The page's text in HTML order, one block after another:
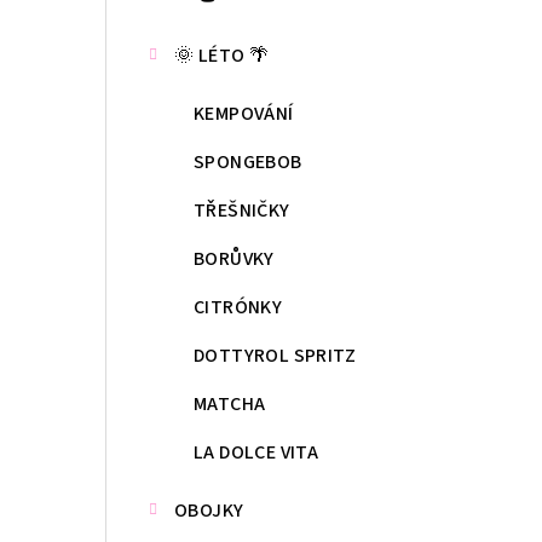
kategorie
🌞 LÉTO 🌴
KEMPOVÁNÍ
SPONGEBOB
TŘEŠNIČKY
BORŮVKY
CITRÓNKY
DOTTYROL SPRITZ
MATCHA
LA DOLCE VITA
OBOJKY